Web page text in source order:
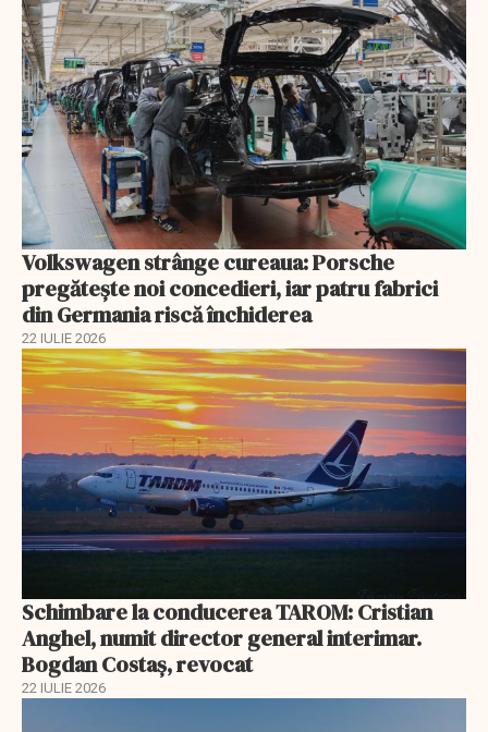
Volkswagen strânge cureaua: Porsche
pregătește noi concedieri, iar patru fabrici
din Germania riscă închiderea
22 IULIE 2026
Schimbare la conducerea TAROM: Cristian
Anghel, numit director general interimar.
Bogdan Costaș, revocat
22 IULIE 2026